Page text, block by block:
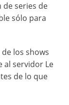
de series de
sólo para
los shows
al servidor Le
de lo que